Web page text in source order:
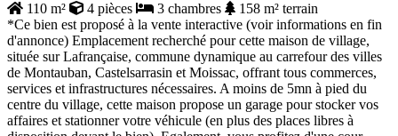
110 m² 4 pièces 3 chambres
158 m² terrain
*Ce bien est proposé à la vente interactive (voir informations en fin
d'annonce) Emplacement recherché pour cette maison de village,
située sur Lafrançaise, commune dynamique au carrefour des villes
de Montauban, Castelsarrasin et Moissac, offrant tous commerces,
services et infrastructures nécessaires. A moins de 5mn à pied du
centre du village, cette maison propose un garage pour stocker vos
affaires et stationner votre véhicule (en plus des places libres à